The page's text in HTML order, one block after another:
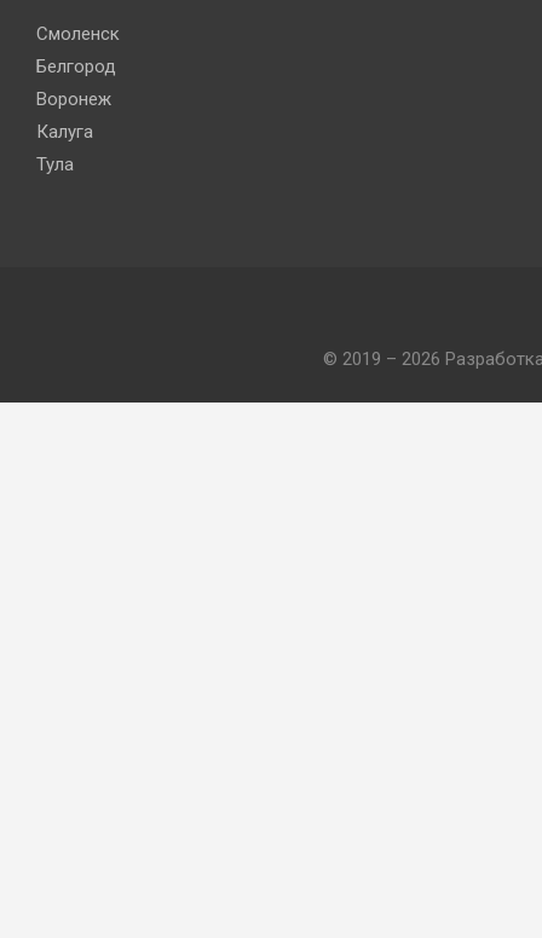
Смоленск
Белгород
Воронеж
Калуга
Тула
© 2019 – 2026